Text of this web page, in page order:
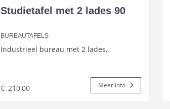
Studietafel met 2 lades 90
BUREAUTAFELS
Industrieel bureau met 2 lades.
€ 210,00 Meer info